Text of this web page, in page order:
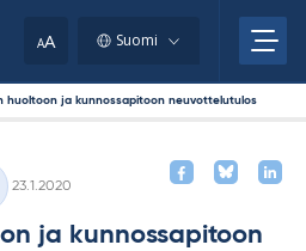
AA Suomi
huoltoon ja kunnossapitoon neuvottelutulos
23.1.2020
ja kunnossapitoon